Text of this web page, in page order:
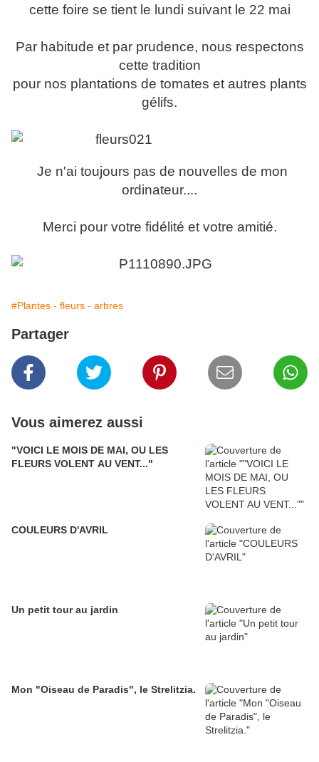
cette foire se tient le lundi suivant le 22 mai
Par habitude et par prudence, nous respectons
cette tradition
pour nos plantations de tomates et autres plants
gélifs.
Je n'ai toujours pas de nouvelles de mon
ordinateur....
Merci pour votre fidélité et votre amitié.
#Plantes - fleurs - arbres
Partager
Vous aimerez aussi
"VOICI LE MOIS DE MAI, OU LES
FLEURS VOLENT AU VENT..."
COULEURS D'AVRIL
Un petit tour au jardin
Mon "Oiseau de Paradis", le Strelitzia.